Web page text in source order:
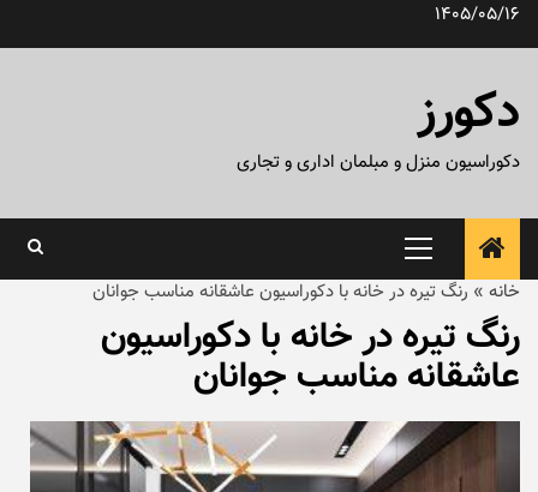
پرش1405/05/16
دکورز
دکوراسیون منزل و مبلمان اداری و تجاری
منوی
اصلی
خانه » رنگ تیره در خانه با دکوراسیون عاشقانه مناسب جوانان
رنگ تیره در خانه با دکوراسیون
عاشقانه مناسب جوانان